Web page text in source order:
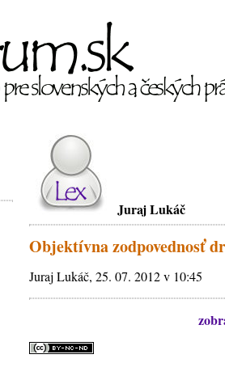
Juraj Lukáč
Objektívna zodpovednosť
Juraj Lukáč, 25. 07. 2012 v 10:45